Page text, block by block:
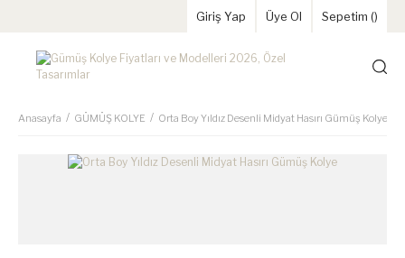
Giriş Yap Üye Ol Sepetim ()
Anasayfa GÜMÜŞ KOLYE Orta Boy Yıldız Desenli Midyat Hasırı Gümüş Kolye